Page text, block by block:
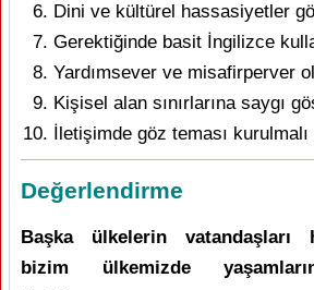
Dini ve kültürel hassasiyetler
Gerektiğinde basit İngilizce
Yardımsever ve misafirperver
Kişisel alan sınırlarına saygı
İletişimde göz teması kurulmalı
Değerlendirme
Başka ülkelerin vatandaşları
bizim ülkemizde